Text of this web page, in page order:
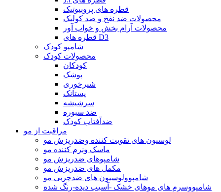
قطره های پروبیوتیک
محصولات ضد نفخ و ضد کولیک
محصولات آرام بخش و خواب آور
قطره های D3
شامپو کودک
محصولات کودک
کودکان
پوشک
شیرخوری
پستانک
سرشیشه
ضد سبوره
ضدآفتاب کودک
مراقبت از مو
لوسیون های تقویت کننده وضدریزش مو
ماسک ونرم کننده مو
شامپوهای ضدریزش مو
مکمل های ضدریزش مو
شامپوولوسیون های ضدچربی مو
شامپووسرم های موهای خشک -آسیب دیده-رنگ شده